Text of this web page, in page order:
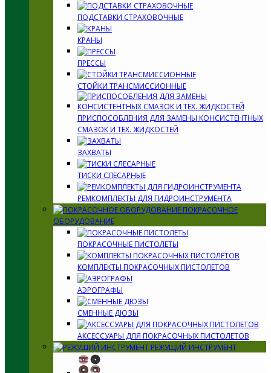
ПОДСТАВКИ СТРАХОВОЧНЫЕ
КРАНЫ
ПРЕССЫ
СТОЙКИ ТРАНСМИССИОННЫЕ
ПРИСПОСОБЛЕНИЯ ДЛЯ ЗАМЕНЫ КОНСИСТЕНТНЫХ
СМАЗОК И ТЕХ. ЖИДКОСТЕЙ
ЗАХВАТЫ
ТИСКИ СЛЕСАРНЫЕ
РЕМКОМПЛЕКТЫ ДЛЯ ГИДРОИНСТРУМЕНТА
ПОКРАСОЧНОЕ
ОБОРУДОВАНИЕ
ПОКРАСОЧНЫЕ ПИСТОЛЕТЫ
КОМПЛЕКТЫ ПОКРАСОЧНЫХ ПИСТОЛЕТОВ
АЭРОГРАФЫ
СМЕННЫЕ ДЮЗЫ
АКСЕССУАРЫ ДЛЯ ПОКРАСОЧНЫХ ПИСТОЛЕТОВ
РЕЖУЩИЙ ИНСТРУМЕНТ